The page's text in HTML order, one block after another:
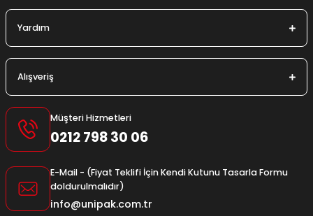
Yardım
Alışveriş
Müşteri Hizmetleri
0212 798 30 06
E-Mail - (Fiyat Teklifi İçin Kendi Kutunu Tasarla Formu
doldurulmalıdır)
info@unipak.com.tr